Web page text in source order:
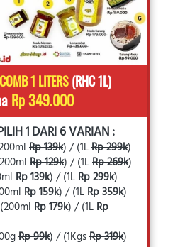
1 LITERS (RHC 1L)
Rp 349.000
1 DARI 6 VARIAN :
Rp 139k) / (1L Rp 299k)
Rp 129k) / (1L Rp 269k)
Rp 139k) / (1L Rp 299k)
Rp 159k) / (1L Rp 359k)
(200ml Rp 179k) / (1L Rp
Rp 99k) / (1Kgs Rp 319k)